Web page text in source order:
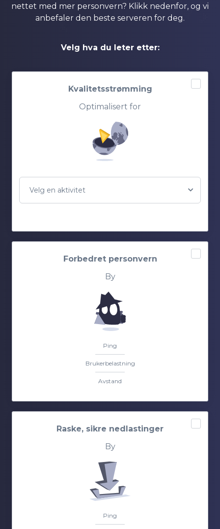
nettet med mer personvern? Klikk nedenfor, og vi
anbefaler den beste serveren for deg.
Velg hva du leter etter:
Kvalitetsstrømming
Optimalisert for
Velg en aktivitet
Forbedret personvern
By
Ping
Brukerbelastning
Avstand
Raske, sikre nedlastinger
By
Ping